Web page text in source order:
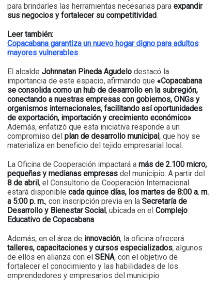
para brindarles las herramientas necesarias para expandir
sus negocios y fortalecer su competitividad.
Leer también:
Copacabana garantiza un nuevo hogar digno para adultos
mayores vulnerables
El alcalde Johnnatan Pineda Agudelo destacó la
importancia de este espacio, afirmando que «Copacabana
se consolida como un hub de desarrollo en la subregión,
conectando a nuestras empresas con gobiernos, ONGs y
organismos internacionales, facilitando así oportunidades
de exportación, importación y crecimiento económico».
Además, enfatizó que esta iniciativa responde a un
compromiso del plan de desarrollo municipal , que hoy se
materializa en beneficio del tejido empresarial local.
La Oficina de Cooperación impactará a más de 2.100 micro,
pequeñas y medianas empresas del municipio. A partir del
8 de abril , el Consultorio de Cooperación Internacional
estará disponible cada quince días, los martes de 8:00 a. m.
a 5:00 p. m., con inscripción previa en la Secretaría de
Desarrollo y Bienestar Social , ubicada en el Complejo
Educativo de Copacabana.
Además, en el área de innovación, la oficina ofrecerá
talleres, capacitaciones y cursos especializados, algunos
de ellos en alianza con el SENA, con el objetivo de
fortalecer el conocimiento y las habilidades de los
emprendedores y empresarios del municipio.